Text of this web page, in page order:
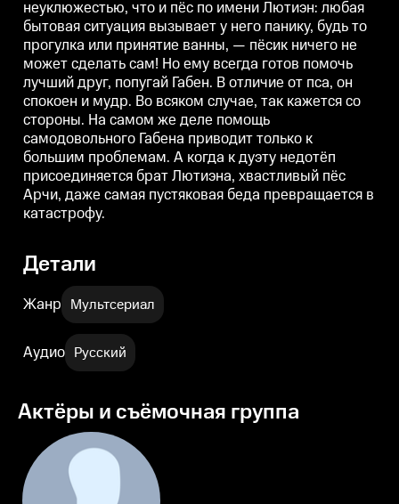
кажется со стороны. На самом
же деле помощь самодовольного
Габена приводит только к
большим проблемам. А когда к
дуэту недотёп присоединяется
брат Лютиэна, хвастливый пёс
Арчи, даже самая пустяковая
беда превращается в
кажется со стороны. На самом
же деле помощь самодовольного
Габена приводит только к
большим проблемам. А когда к
дуэту недотёп присоединяется
брат Лютиэна, хвастливый пёс
Арчи, даже самая пустяковая
беда превращается в
катастрофу.
неуклюжестью, что и пёс по имени Лютиэн: любая
бытовая ситуация вызывает у него панику, будь то
прогулка или принятие ванны, — пёсик ничего не
может сделать сам! Но ему всегда готов помочь
лучший друг, попугай Габен. В отличие от пса, он
спокоен и мудр. Во всяком случае, так кажется со
стороны. На самом же деле помощь
самодовольного Габена приводит только к
большим проблемам. А когда к дуэту недотёп
присоединяется брат Лютиэна, хвастливый пёс
Арчи, даже самая пустяковая беда превращается в
катастрофу.
Детали
Жанр Мультсериал
Аудио Русский
Актёры и съёмочная группа